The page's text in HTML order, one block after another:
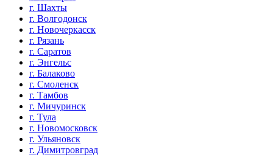
г. Шахты
г. Волгодонск
г. Новочеркасск
г. Рязань
г. Саратов
г. Энгельс
г. Балаково
г. Смоленск
г. Тамбов
г. Мичуринск
г. Тула
г. Новомосковск
г. Ульяновск
г. Димитровград